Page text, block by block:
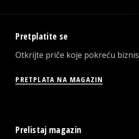
Pretplatite se
Otkrijte priče koje pokreću biznis
PRETPLATA NA MAGAZIN
Prelistaj magazin